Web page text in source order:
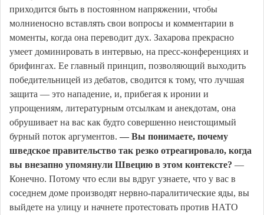
приходится быть в постоянном напряжении, чтобы
молниеносно вставлять свои вопросы и комментарии в
моменты, когда она переводит дух. Захарова прекрасно
умеет доминировать в интервью, на пресс-конференциях и
брифингах. Ее главный принцип, позволяющий выходить
победительницей из дебатов, сводится к тому, что лучшая
защита — это нападение, и, прибегая к иронии и
упрощениям, литературным отсылкам и анекдотам, она
обрушивает на вас как будто совершенно неистощимый
бурный поток аргументов. — Вы понимаете, почему
шведское правительство так резко отреагировало, когда
вы внезапно упомянули Швецию в этом контексте? —
Конечно. Потому что если вы вдруг узнаете, что у вас в
соседнем доме производят нервно-паралитические яды, вы
выйдете на улицу и начнете протестовать против НАТО